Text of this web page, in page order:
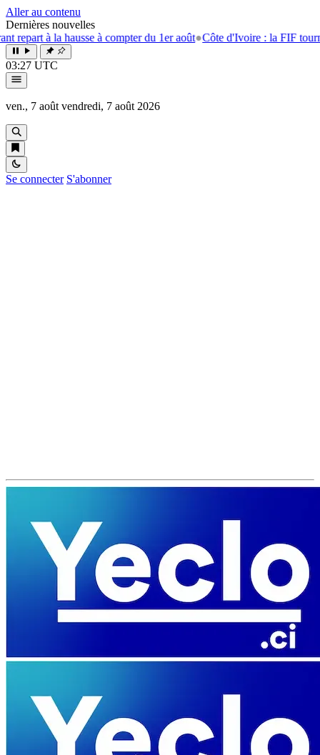
Aller au contenu
Dernières nouvelles
à la hausse à compter du 1er août●Côte d'Ivoire : la FIF tourne la
03:27 UTC
ven., 7 août vendredi, 7 août 2026
Se connecter S'abonner